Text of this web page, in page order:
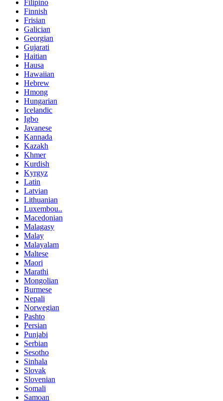
Filipino
Finnish
Frisian
Galician
Georgian
Gujarati
Haitian
Hausa
Hawaiian
Hebrew
Hmong
Hungarian
Icelandic
Igbo
Javanese
Kannada
Kazakh
Khmer
Kurdish
Kyrgyz
Latin
Latvian
Lithuanian
Luxembou..
Macedonian
Malagasy
Malay
Malayalam
Maltese
Maori
Marathi
Mongolian
Burmese
Nepali
Norwegian
Pashto
Persian
Punjabi
Serbian
Sesotho
Sinhala
Slovak
Slovenian
Somali
Samoan